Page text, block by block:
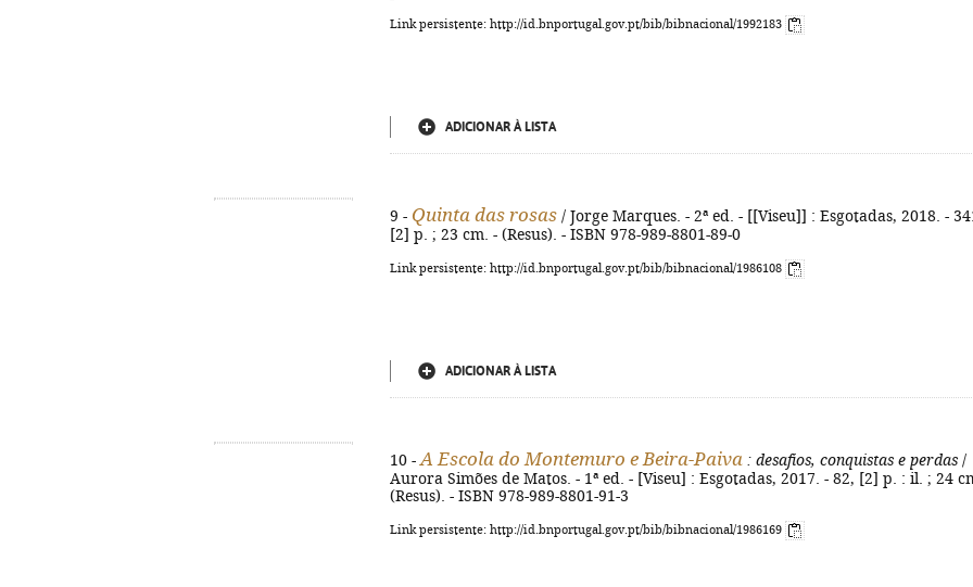
Link persistente: http://id.bnportugal.gov.pt/bib/bibnacional/1992183
ADICIONAR À LISTA
9 - Quinta das rosas / Jorge Marques. - 2ª ed. - [[Viseu]] : Esgotadas, 2018. -
[2] p. ; 23 cm. - (Resus). - ISBN 978-989-8801-89-0
Link persistente: http://id.bnportugal.gov.pt/bib/bibnacional/1986108
ADICIONAR À LISTA
10 - A Escola do Montemuro e Beira-Paiva : desafios, conquistas e perdas /
Aurora Simões de Matos. - 1ª ed. - [Viseu] : Esgotadas, 2017. - 82, [2] p. : il. ; 24
(Resus). - ISBN 978-989-8801-91-3
Link persistente: http://id.bnportugal.gov.pt/bib/bibnacional/1986169